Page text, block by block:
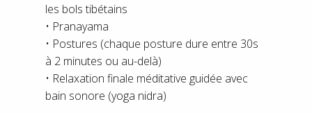
les bols tibétains
• Pranayama
• Postures (chaque posture dure entre 30s
à 2 minutes ou au-delà)
• Relaxation finale méditative guidée avec
bain sonore (yoga nidra)